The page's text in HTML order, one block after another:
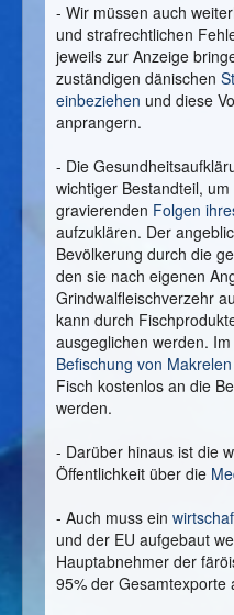
- Wir müssen auch
und strafrechtlichen
jeweils zur Anzeige
zuständigen dänischen
einbeziehen und diese
anprangern.
- Die
wichtiger Bestandteil,
gravierenden Folgen
aufzuklären. Der
Bevölkerung durch die
den sie nach eigenen
Grindwalfleischverzehr
kann durch
ausgeglichen werden.
Befischung von
Fisch kostenlos an die
werden.
- Darüber hinaus ist die
Öffentlichkeit über die
- Auch muss ein
und der EU aufgebaut
Hauptabnehmer der
95% der Gesamtexporte